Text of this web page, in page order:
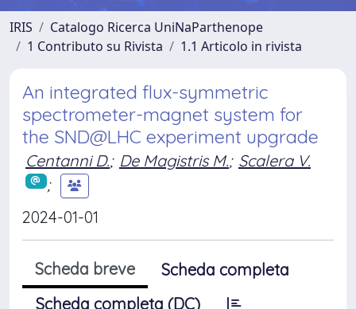
IRIS
Catalogo Ricerca UniNaParthenope
1 Contributo su Rivista
1.1 Articolo in rivista
An integrated flux-symmetric
spectrometer-magnet system for
the SND@LHC experiment upgrade
Centanni D.; De Magistris M.; Scalera V.
;
2024-01-01
Scheda breve
Scheda completa
Scheda completa (DC)